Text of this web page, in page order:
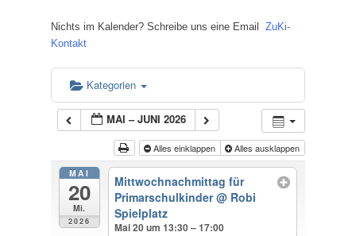
Nichts im Kalender? Schreibe uns eine Email
ZuKi-
Kontakt
Kategorien
MAI – JUNI 2026
Alles einklappen Alles ausklappen
MAI
20
Mi.
2026
Mittwochnachmittag für
Primarschulkinder@ Robi
Spielplatz
Mai 20 um 13:30 – 17:00